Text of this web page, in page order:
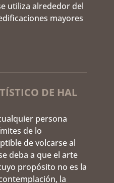
utiliza alrededor del
mayores
DE HAL
persona
de lo
de volcarse al
deba a que el arte
propósito no es la
la